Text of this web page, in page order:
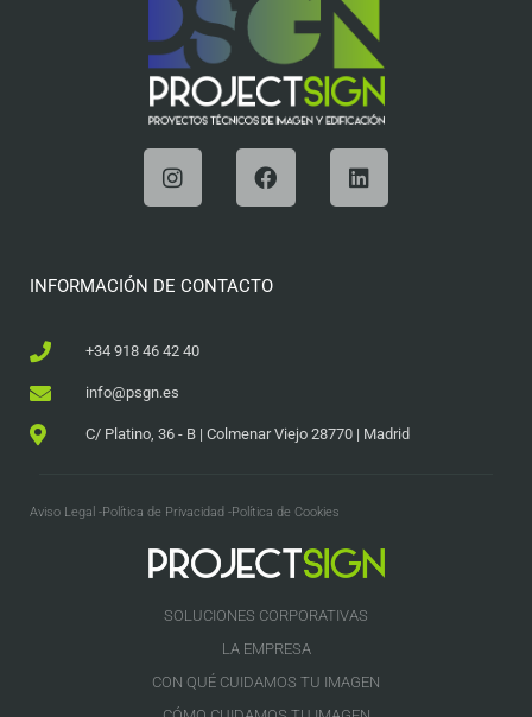
INFORMACIÓN DE CONTACTO
+34 918 46 42 40
info@psgn.es
C/ Platino, 36 - B | Colmenar Viejo 28770 | Madrid
Aviso Legal -Política de Privacidad -Política de Cookies
SOLUCIONES CORPORATIVAS
LA EMPRESA
CON QUÉ CUIDAMOS TU IMAGEN